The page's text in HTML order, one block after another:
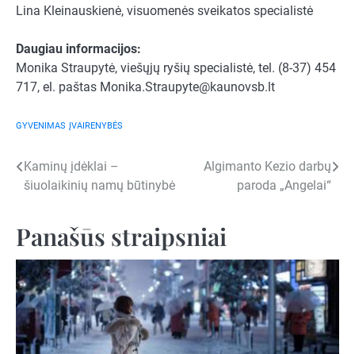
Lina Kleinauskienė, visuomenės sveikatos specialistė
Daugiau informacijos:
Monika Straupytė, viešųjų ryšių specialistė, tel. (8-37) 454
717, el. paštas Monika.Straupyte@kaunovsb.lt
GYVENIMAS ĮVAIRENYBĖS
Navigacija
įrašų
Kaminų įdėklai –
šiuolaikinių namų būtinybė
Algimanto Kezio darbų
paroda „Angelai“
Panašūs straipsniai